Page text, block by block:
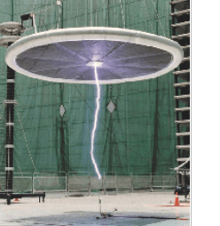
KẸP SIẾT CÁP HÌNH CHỮ U